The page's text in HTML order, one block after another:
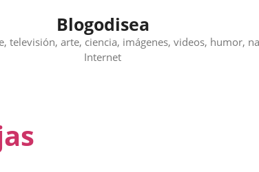
Blogodisea
televisión, arte, ciencia, imágenes, videos, humor,
Internet